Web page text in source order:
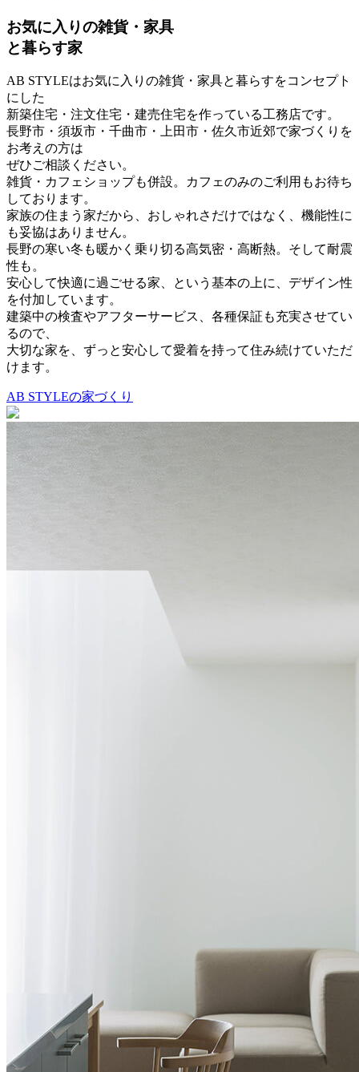
お気に入りの雑貨・家具
と暮らす家
AB STYLEはお気に入りの雑貨・家具と暮らすをコンセプト
にした
新築住宅・注文住宅・建売住宅を作っている工務店です。
長野市・須坂市・千曲市・上田市・佐久市近郊で家づくりを
お考えの方は
ぜひご相談ください。
雑貨・カフェショップも併設。カフェのみのご利用もお待ち
しております。
家族の住まう家だから、おしゃれさだけではなく、機能性に
も妥協はありません。
長野の寒い冬も暖かく乗り切る高気密・高断熱。そして耐震
性も。
安心して快適に過ごせる家、という基本の上に、デザイン性
を付加しています。
建築中の検査やアフターサービス、各種保証も充実させてい
るので、
大切な家を、ずっと安心して愛着を持って住み続けていただ
けます。
AB STYLEの家づくり